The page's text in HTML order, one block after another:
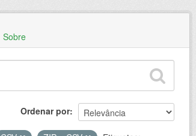
Sobre
Ordenar por